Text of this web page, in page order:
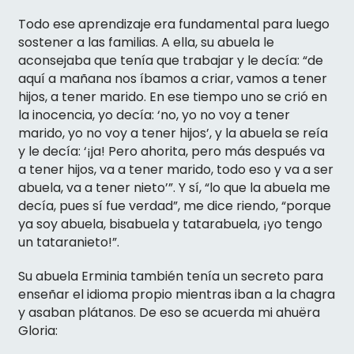
Todo ese aprendizaje era fundamental para luego
sostener a las familias. A ella, su abuela le
aconsejaba que tenía que trabajar y le decía: “de
aquí a mañana nos íbamos a criar, vamos a tener
hijos, a tener marido. En ese tiempo uno se crió en
la inocencia, yo decía: ‘no, yo no voy a tener
marido, yo no voy a tener hijos’, y la abuela se reía
y le decía: ‘¡ja! Pero ahorita, pero más después va
a tener hijos, va a tener marido, todo eso y va a ser
abuela, va a tener nieto’”. Y sí, “lo que la abuela me
decía, pues sí fue verdad”, me dice riendo, “porque
ya soy abuela, bisabuela y tatarabuela, ¡yo tengo
un tataranieto!”.
Su abuela Erminia también tenía un secreto para
enseñar el idioma propio mientras iban a la chagra
y asaban plátanos. De eso se acuerda mi ahuëra
Gloria: